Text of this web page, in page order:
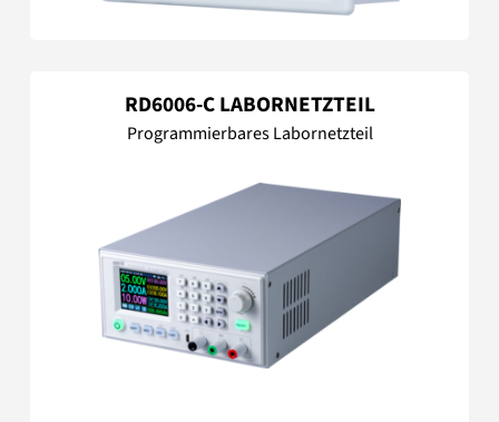
RD6006-C LABORNETZTEIL
Programmierbares Labornetzteil